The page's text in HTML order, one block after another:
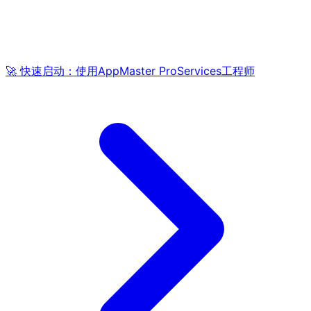
🚀 快速启动：使用AppMaster ProServices工程师